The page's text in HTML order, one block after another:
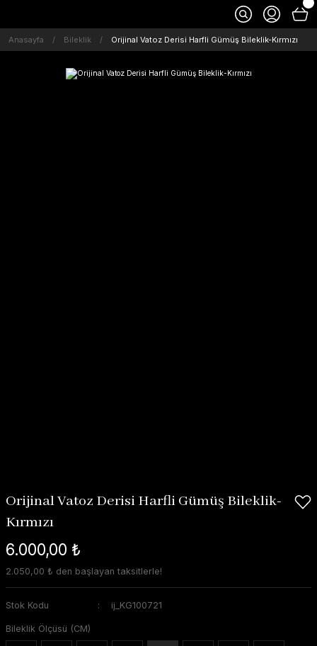
Anasayfa Bileklik Orijinal Vatoz Derisi Harfli Gümüş Bileklik-Kırmızı
Orijinal Vatoz Derisi Harfli Gümüş Bileklik-
Kırmızı
6.000,00 ₺
2.050,00 ₺ den başlayan taksitlerle!
Stok Kodu ij_KG100721
Bileklik Ölçüsü (CM)